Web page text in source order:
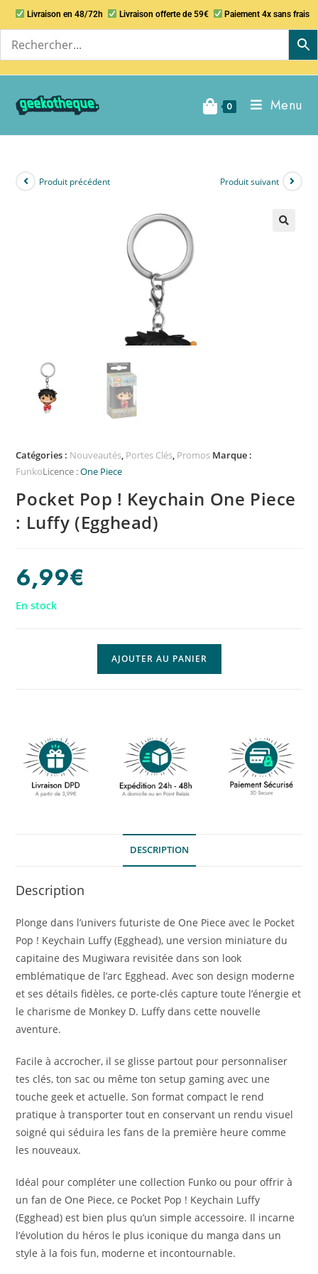
Livraison en 48/72h Livraison offerte de 59€ Paiement 4x sans frais
0 Menu
Produit précédent Produit suivant
Catégories : Nouveautés, Portes Clés, Promos Marque :
FunkoLicence :One Piece
Pocket Pop ! Keychain One Piece
: Luffy (Egghead)
6,99€
En stock
AJOUTER AU PANIER
DESCRIPTION
Description
Plonge dans l’univers futuriste de One Piece avec le Pocket
Pop ! Keychain Luffy (Egghead), une version miniature du
capitaine des Mugiwara revisitée dans son look
emblématique de l’arc Egghead. Avec son design moderne
et ses détails fidèles, ce porte-clés capture toute l’énergie et
le charisme de Monkey D. Luffy dans cette nouvelle
aventure.
Facile à accrocher, il se glisse partout pour personnaliser
tes clés, ton sac ou même ton setup gaming avec une
touche geek et actuelle. Son format compact le rend
pratique à transporter tout en conservant un rendu visuel
soigné qui séduira les fans de la première heure comme
les nouveaux.
Idéal pour compléter une collection Funko ou pour offrir à
un fan de One Piece, ce Pocket Pop ! Keychain Luffy
(Egghead) est bien plus qu’un simple accessoire. Il incarne
l’évolution du héros le plus iconique du manga dans un
style à la fois fun, moderne et incontournable.